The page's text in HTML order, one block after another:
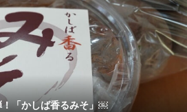
！「かしば香るみそ」￼